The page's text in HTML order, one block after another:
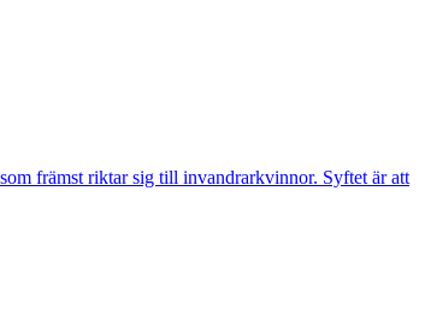
främst riktar sig till invandrarkvinnor. Syftet är att